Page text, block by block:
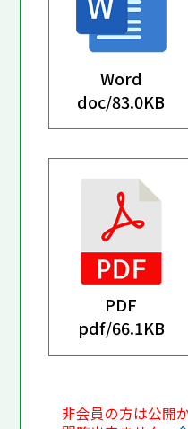
Word
doc/83.0KB
PDF
pdf/66.1KB
非会員の方は公開